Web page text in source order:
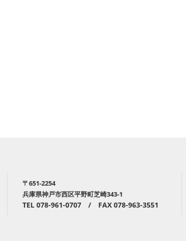
〒651-2254
兵庫県神戸市西区平野町芝崎343-1
TEL 078-961-0707 / FAX 078-963-3551